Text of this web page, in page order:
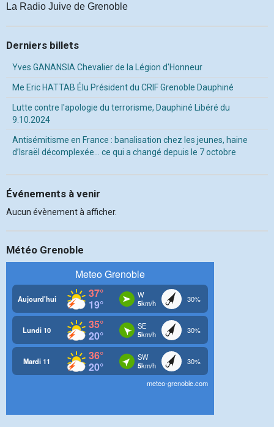
La Radio Juive de Grenoble
Derniers billets
Yves GANANSIA Chevalier de la Légion d'Honneur
Me Eric HATTAB Élu Président du CRIF Grenoble Dauphiné
Lutte contre l'apologie du terrorisme, Dauphiné Libéré du
9.10.2024
Antisémitisme en France : banalisation chez les jeunes, haine
d’Israël décomplexée… ce qui a changé depuis le 7 octobre
Événements à venir
Aucun évènement à afficher.
Météo Grenoble